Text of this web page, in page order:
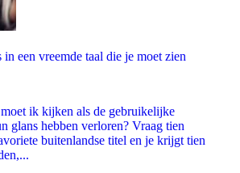
een vreemde taal die je moet zien
ik kijken als de gebruikelijke
glans hebben verloren? Vraag tien
buitenlandse titel en je krijgt tien